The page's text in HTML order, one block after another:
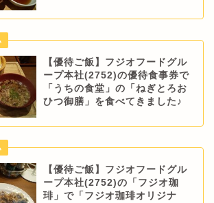
【優待ご飯】フジオフードグル
ープ本社(2752)の優待食事券で
「うちの食堂」の「ねぎとろお
ひつ御膳」を食べてきました♪
【優待ご飯】フジオフードグル
ープ本社(2752)の「フジオ珈
琲」で「フジオ珈琲オリジナ